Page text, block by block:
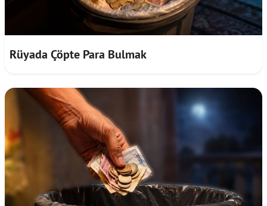
Rüyada Çöpte Para Bulmak